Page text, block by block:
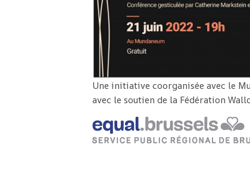
Une initiative coorganisée avec le
avec le soutien de la Fédération